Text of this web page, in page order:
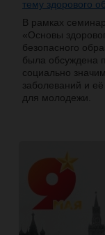
тему здорового
В рамках
«Основы
безопасного
была обсуждена
социально
заболеваний и её
для молодежи.